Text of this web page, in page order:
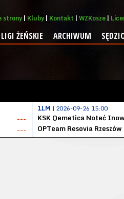
strony Kluby Kontakt WZKosze
LIGI ŻEŃSKIE ARCHIWUM
---
---
1LM | 2026-09-26 15:00
OPTeam Resovia Rzeszów